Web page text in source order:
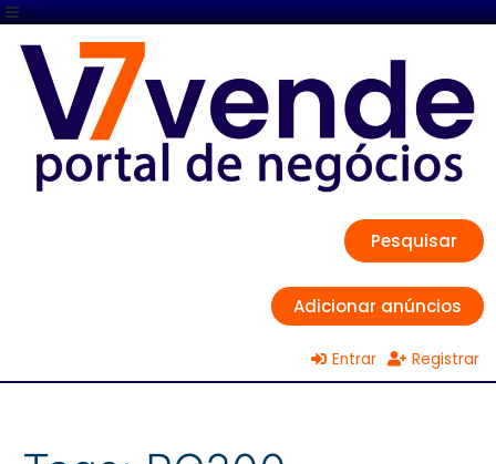
Pesquisar
Adicionar anúncios
Entrar Registrar